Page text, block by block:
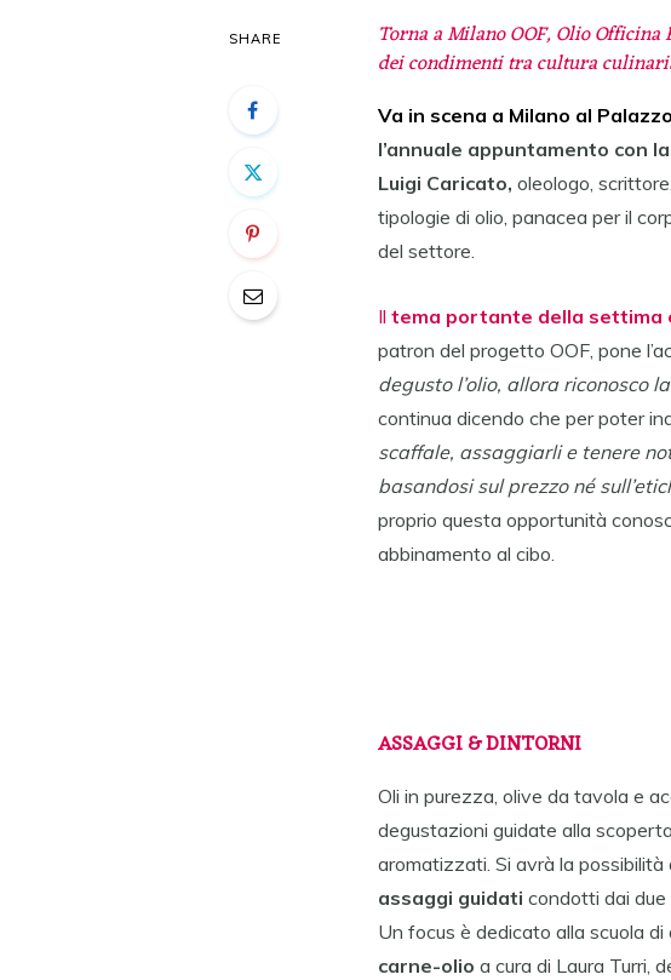
SHARE
Torna a Milano OOF, Olio
dei condimenti tra cultura
Va in scena a Milano al
l’annuale appuntamento con
Luigi Caricato, oleologo,
tipologie di olio, panacea per il
del settore.
Il tema portante della settima
patron del progetto OOF, pone
degusto l’olio, allora riconosco
continua dicendo che per poter
scaffale, assaggiarli e tenere
basandosi sul prezzo né
proprio questa opportunità
abbinamento al cibo.
ASSAGGI & DINTORNI
Oli in purezza, olive da tavola e
degustazioni guidate alla
aromatizzati. Si avrà la possibilità
assaggi guidati condotti dai due
Un focus è dedicato alla scuola
carne-olio a cura di Laura Turri,